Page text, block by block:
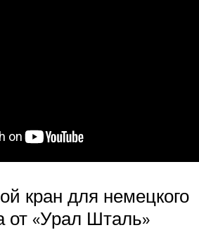
кран для немецкого
от «Урал Шталь»